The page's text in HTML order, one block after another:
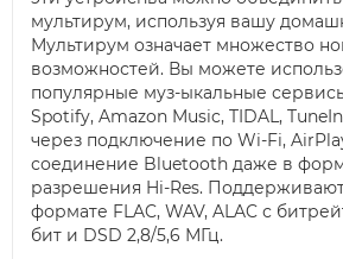
мультирум, используя вашу
Мультирум означает множество
возможностей. Вы можете
популярные муз-ыкальные
Spotify, Amazon Music, TIDAL,
через подключение по Wi-Fi,
соединение Bluetooth даже в
разрешения Hi-Res.
формате FLAC, WAV, ALAC с
бит и DSD 2,8/5,6 МГц.